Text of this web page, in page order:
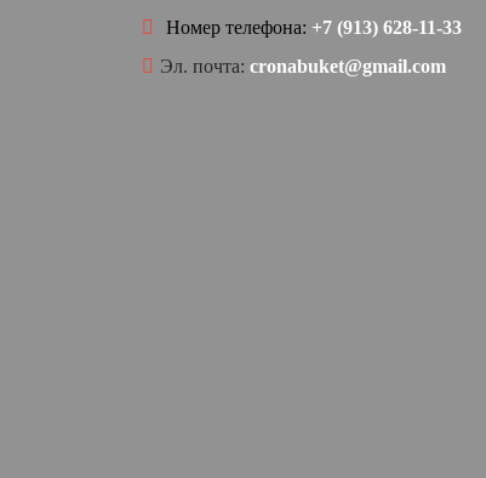
Номер телефона: +7 (913) 628-11-33
Эл. почта: cronabuket@gmail.com